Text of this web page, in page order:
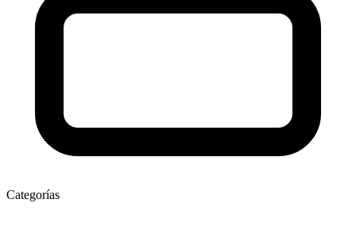
Categorías